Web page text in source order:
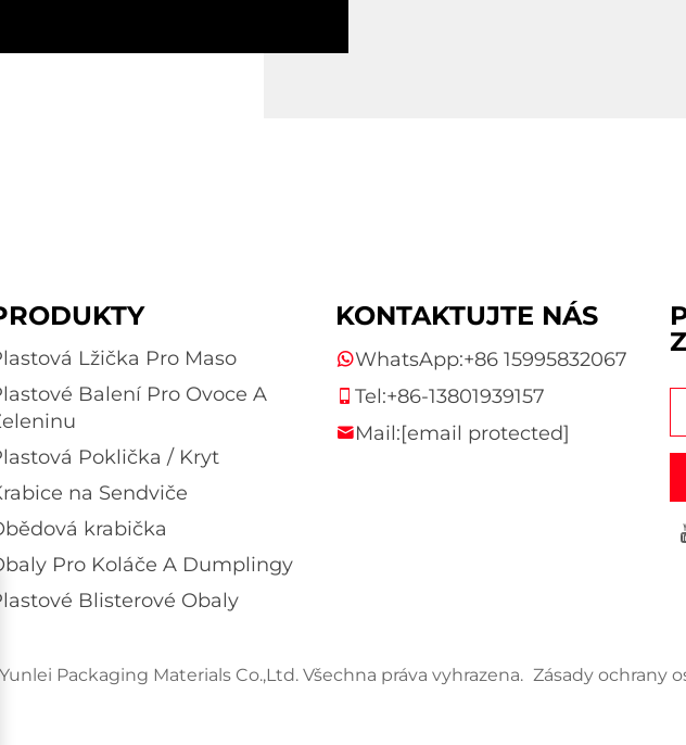
Lžička Pro Maso
Balení Pro Ovoce A
Poklička / Kryt
na Sendviče
krabička
Pro Koláče A Dumplingy
Plastové Blisterové Obaly
KONTAKTUJTE NÁS
WhatsApp:+86 15995832067
Tel:+86-13801939157
Mail:[email protected]
Packaging Materials Co.,Ltd. Všechna práva vyhrazena. Zásady ochrany